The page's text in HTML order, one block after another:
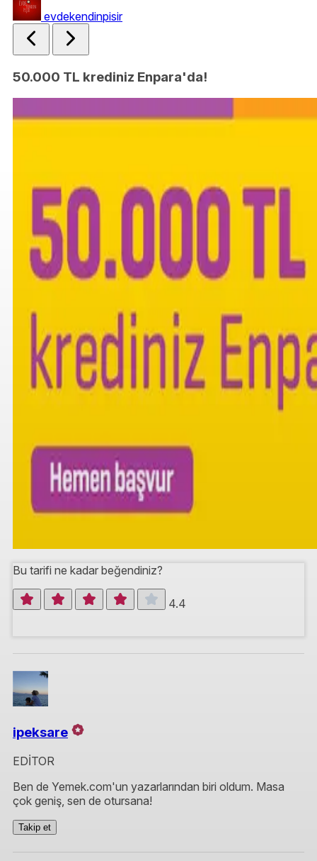
evdekendinpisir
50.000 TL krediniz Enpara'da!
Bu tarifi ne kadar beğendiniz?
4.4
ipeksare
EDİTOR
Ben de Yemek.com'un yazarlarından biri oldum. Masa
çok geniş, sen de otursana!
Takip et